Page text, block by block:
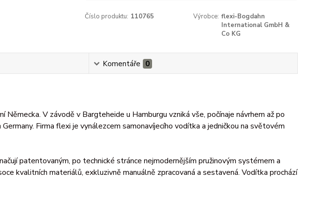
Číslo produktu: 110765 Výrobce: flexi-Bogdahn
International GmbH &
Co KG
Komentáře 0
Německa. V závodě v Bargteheide u Hamburgu vzniká vše, počínaje návrhem až po
Firma flexi je vynálezcem samonavíjecího vodítka a jedničkou na světovém
patentovaným, po technické stránce nejmodernějším pružinovým systémem a
kvalitních materiálů, exkluzivně manuálně zpracovaná a sestavená. Vodítka prochází